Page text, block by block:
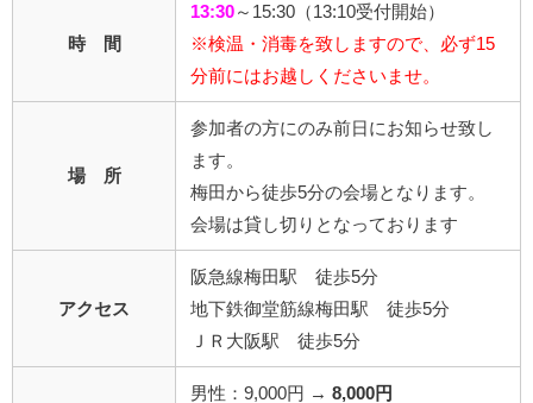
時 間
13:30 ～15:30（13:10受付開始）
※検温・消毒を致しますので、必ず15
分前にはお越しくださいませ。
場 所
参加者の方にのみ前日にお知らせ致し
ます。
梅田から徒歩5分の会場となります。
会場は貸し切りとなっております
アクセス
阪急線梅田駅 徒歩5分
地下鉄御堂筋線梅田駅 徒歩5分
ＪＲ大阪駅 徒歩5分
男性：9,000円 → 8,000円